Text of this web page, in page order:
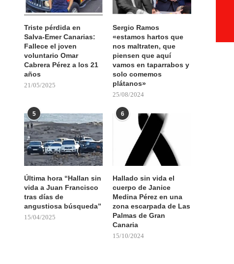
Triste pérdida en
Salva-Emer Canarias:
Fallece el joven
voluntario Omar
Cabrera Pérez a los 21
años
21/05/2025
Sergio Ramos
«estamos hartos que
nos maltraten, que
piensen que aquí
vamos en taparrabos y
solo comemos
plátanos»
25/08/2024
5
Última hora “Hallan sin
vida a Juan Francisco
tras días de
angustiosa búsqueda”
15/04/2025
6
Hallado sin vida el
cuerpo de Janice
Medina Pérez en una
zona escarpada de Las
Palmas de Gran
Canaria
15/10/2024